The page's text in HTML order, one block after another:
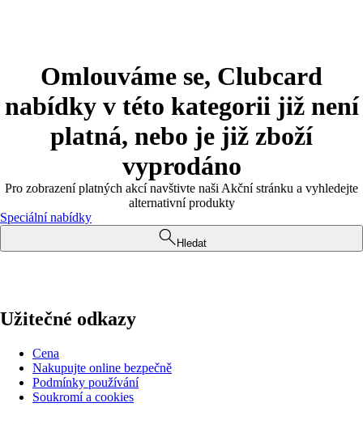
Omlouváme se, Clubcard
nabídky v této kategorii již není
platná, nebo je již zboží
vyprodáno
Pro zobrazení platných akcí navštivte naši Akční stránku a vyhledejte
alternativní produkty
Speciální nabídky
Hledat
Užitečné odkazy
Cena
Nakupujte online bezpečně
Podmínky používání
Soukromí a cookies